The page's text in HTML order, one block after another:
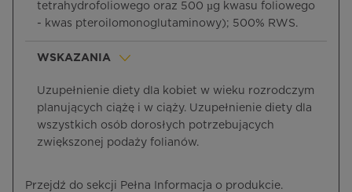
tetrahydrofoliowego oraz 500 µg kwasu foliowego
- kwas pteroilomonoglutaminowy); 500% RWS.
WSKAZANIA
Uzupełnienie diety dla kobiet w wieku rozrodczym
planujących ciążę i w ciąży. Uzupełnienie diety dla
wszystkich osób dorosłych potrzebujących
zwiększonej podaży folianów.
Przejdź do sekcji Pełna Informacja o produkcie.